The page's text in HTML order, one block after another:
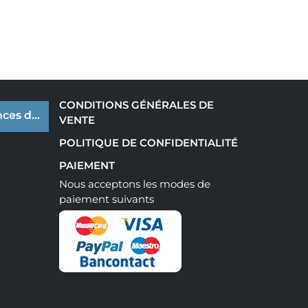
de cookies
CONDITIONS GÉNÉRALES DE
VENTE
POLITIQUE DE CONFIDENTIALITÉ
PAIEMENT
Nous acceptons les modes de
paiement suivants